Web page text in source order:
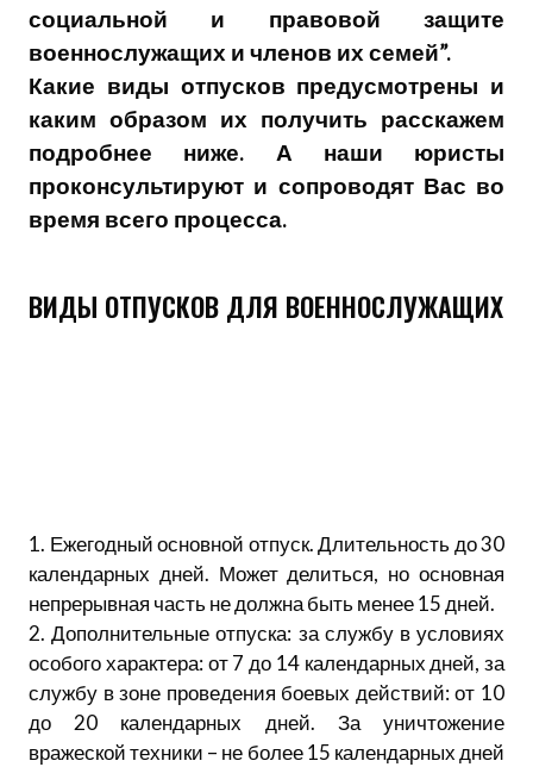
социальной и правовой защите
военнослужащих и членов их семей”.
Какие виды отпусков предусмотрены и
каким образом их получить расскажем
подробнее ниже. А наши юристы
проконсультируют и сопроводят Вас во
время всего процесса.
ВИДЫ ОТПУСКОВ ДЛЯ ВОЕННОСЛУЖАЩИХ
1. Ежегодный основной отпуск. Длительность до 30
календарных дней. Может делиться, но основная
непрерывная часть не должна быть менее 15 дней.
2. Дополнительные отпуска: за службу в условиях
особого характера: от 7 до 14 календарных дней, за
службу в зоне проведения боевых действий: от 10
до 20 календарных дней. За уничтожение
вражеской техники – не более 15 календарных дней